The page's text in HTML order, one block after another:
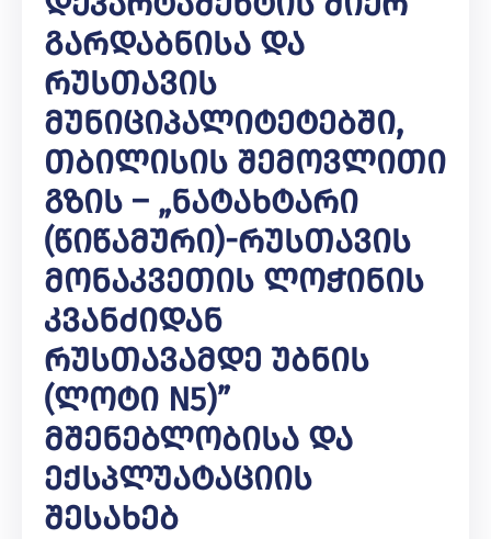
Გარდაბნისა Და
Რუსთავის
Მუნიციპალიტეტებში,
Თბილისის Შემოვლითი
Გზის – „ნატახტარი
(წიწამური)-Რუსთავის
Მონაკვეთის Ლოჭინის
Კვანძიდან
Რუსთავამდე Უბნის
(ლოტი N5)”
Მშენებლობისა Და
Ექსპლუატაციის
Შესახებ